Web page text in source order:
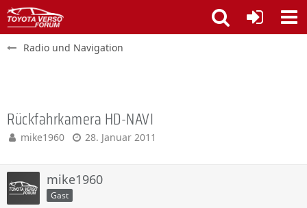
Radio und Navigation
Rückfahrkamera HD-NAVI
mike1960 28. Januar 2011
mike1960
Gast